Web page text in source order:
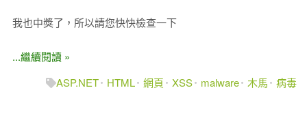
我也中獎了，所以請您快快檢查一下
...繼續閱讀 »
ASP.NET
HTML 網頁 XSS malware 木馬 病毒